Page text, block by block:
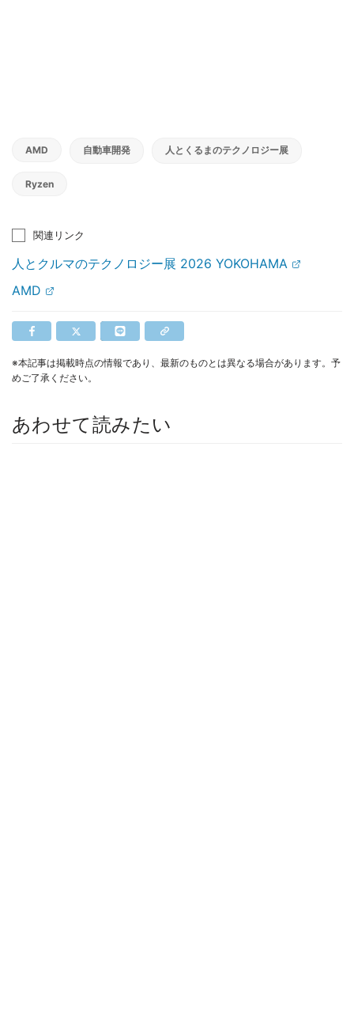
AMD 自動車開発 人とくるまのテクノロジー展
Ryzen
関連リンク
人とクルマのテクノロジー展 2026 YOKOHAMA
AMD
※本記事は掲載時点の情報であり、最新のものとは異なる場合があります。予
めご了承ください。
あわせて読みたい